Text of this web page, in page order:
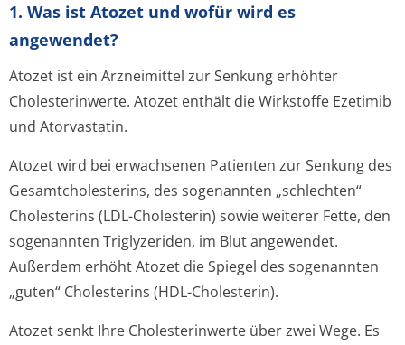
1. Was ist Atozet und wofür wird es
angewendet?
Atozet ist ein Arzneimittel zur Senkung erhöhter
Cholesterinwerte. Atozet enthält die Wirkstoffe Ezetimib
und Atorvastatin.
Atozet wird bei erwachsenen Patienten zur Senkung des
Gesamtcholesterins, des sogenannten „schlechten“
Cholesterins (LDL-Cholesterin) sowie weiterer Fette, den
sogenannten Triglyzeriden, im Blut angewendet.
Außerdem erhöht Atozet die Spiegel des sogenannten
„guten“ Cholesterins (HDL-Cholesterin).
Atozet senkt Ihre Cholesterinwerte über zwei Wege. Es